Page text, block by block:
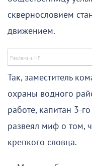
сквернословием
движением.
Так, заместитель
охраны водного
работе, капитан 3-
развеял миф о том,
крепкого словца.